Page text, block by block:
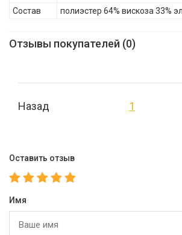
Состав
полиэстер 64% вискоза 33%
Отзывы покупателей (0)
Назад 1
Оставить отзыв
Имя